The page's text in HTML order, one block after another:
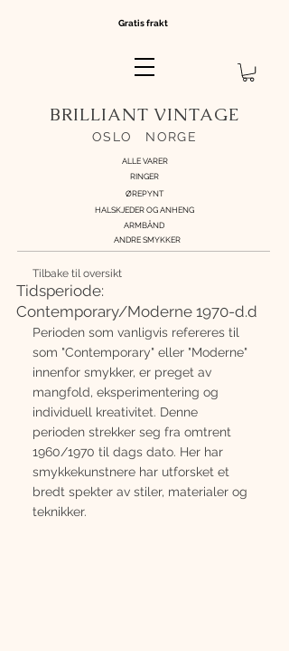
BRILLIANT VINTAGE
OSLO NORGE
Gratis frakt
ALLE VARER
RINGER
ØREPYNT
HALSKJEDER OG ANHENG
ARMBÅND
ANDRE SMYKKER
Tilbake til oversikt
Tidsperiode:
Contemporary/Moderne 1970-d.d
Perioden som vanligvis refereres til
som "Contemporary" eller "Moderne"
innenfor smykker, er preget av
mangfold, eksperimentering og
individuell kreativitet. Denne
perioden strekker seg fra omtrent
1960/1970 til dags dato. Her har
smykkekunstnere har utforsket et
bredt spekter av stiler, materialer og
teknikker.